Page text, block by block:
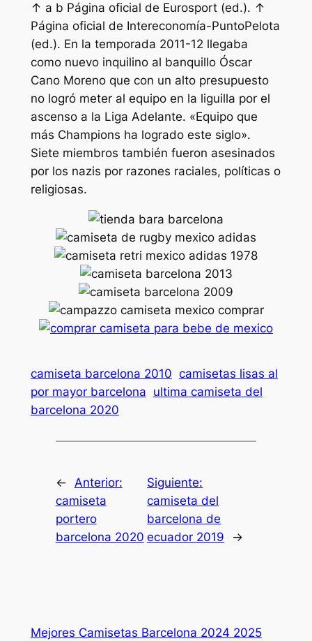
↑ a b Página oficial de Eurosport (ed.). ↑
Página oficial de Intereconomía-PuntoPelota
(ed.). En la temporada 2011-12 llegaba
como nuevo inquilino al banquillo Óscar
Cano Moreno que con un alto presupuesto
no logró meter al equipo en la liguilla por el
ascenso a la Liga Adelante. «Equipo que
más Champions ha logrado este siglo».
Siete miembros también fueron asesinados
por los nazis por razones raciales, políticas o
religiosas.
camiseta barcelona 2010 camisetas lisas al
por mayor barcelona ultima camiseta del
barcelona 2020
←
Anterior:
camiseta
portero
barcelona 2020
Siguiente:
camiseta del
barcelona de
ecuador 2019
→
Mejores Camisetas Barcelona 2024 2025